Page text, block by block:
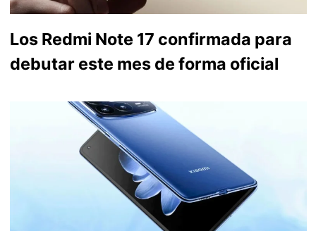
Los Redmi Note 17 confirmada para
debutar este mes de forma oficial